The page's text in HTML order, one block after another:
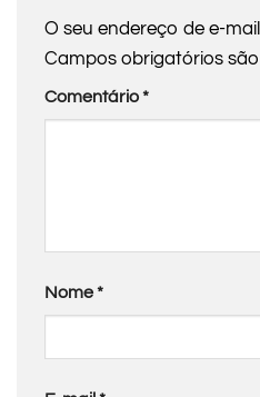
O seu endereço de e-
Campos obrigatórios
Comentário*
Nome*